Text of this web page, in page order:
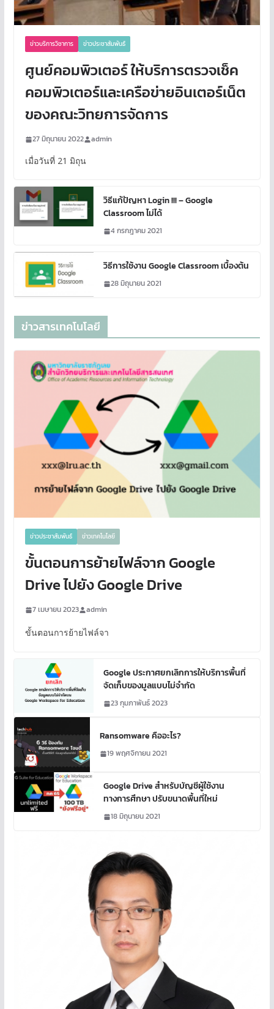
ข่าวบริการวิชาการ ข่าวประชาสัมพันธ์
ศูนย์คอมพิวเตอร์ ให้บริการตรวจเช็ค
คอมพิวเตอร์และเครือข่ายอินเตอร์เน็ต
ของคณะวิทยการจัดการ
27 มิถุนายน 2022 admin
เมื่อวันที่ 21 มิถุน
วิธีแก้ปัญหา Login !!! – Google
Classroom ไม่ได้
4 กรกฎาคม 2021
วิธีการใช้งาน Google Classroom เบื้องต้น
28 มิถุนายน 2021
ข่าวสารเทคโนโลยี
ข่าวประชาสัมพันธ์ ข่าวเทคโนโลยี
ขั้นตอนการย้ายไฟล์จาก Google
Drive ไปยัง Google Drive
7 เมษายน 2023 admin
ขั้นตอนการย้ายไฟล์จา
Google ประกาศยกเลิกการให้บริการพื้นที่
จัดเก็บของมูลแบบไม่จำกัด
23 กุมภาพันธ์ 2023
Ransomware คืออะไร?
19 พฤศจิกายน 2021
Google Drive สำหรับบัญชีผู้ใช้งาน
ทางการศึกษา ปรับขนาดพื้นที่ใหม่
18 มิถุนายน 2021